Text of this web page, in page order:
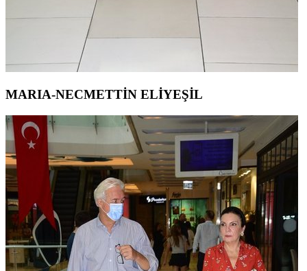
MARIA-NECMETTİN ELİYEŞİL